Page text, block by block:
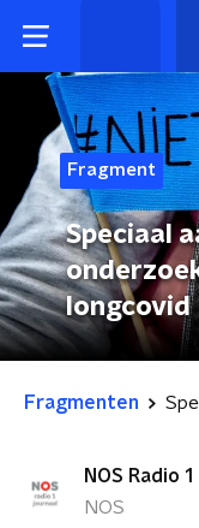
Fragment
Speciaal
longcovid
Fragmenten
NOS Radio
NOS